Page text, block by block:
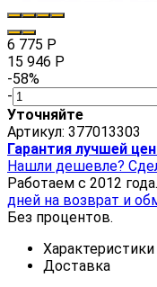
6 775 Р
15 946 Р
-58%
-
Уточняйте
Артикул: 377013303
Гарантия лучшей
Нашли дешевле?
Работаем с 2012 года.
дней на возврат и
Без процентов.
Характеристики
Доставка